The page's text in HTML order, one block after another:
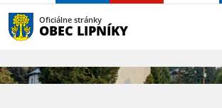
Oficiálne stránky
OBEC LIPNÍKY